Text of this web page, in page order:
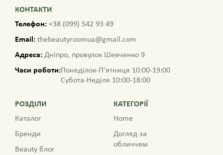
КОНТАКТИ
Телефон: +38 (099) 542 93 49
Email: thebeautyroomua@gmail.com
Адреса: Дніпро, провулок Шевченко 9
Часи роботи:Понеділок-П'ятниця 10:00-19:00
Субота-Неділя 10:00-18:00
РОЗДІЛИ
Каталог
Бренди
Beauty блог
КАТЕГОРІЇ
Home
Догляд за
обличчям